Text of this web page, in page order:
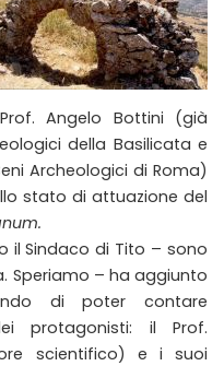
Angelo Bottini (già
della Basilicata e
Archeologici di Roma)
stato di attuazione del
il Sindaco di Tito – sono
Speriamo – ha aggiunto
di poter contare
protagonisti: il Prof.
scientifico) e i suoi